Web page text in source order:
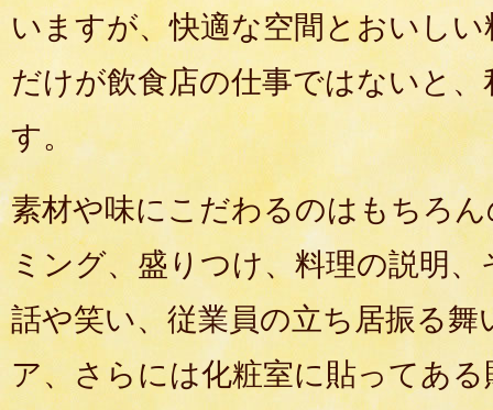
いますが、快適な空間とおいし
だけが飲食店の仕事ではないと
す。
素材や味にこだわるのはもちろ
ミング、盛りつけ、料理の説明
話や笑い、従業員の立ち居振る
ア、さらには化粧室に貼ってあ